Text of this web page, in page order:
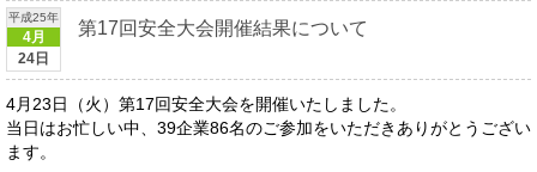
平成25年
4月
24日
第17回安全大会開催結果について
4月23日（火）第17回安全大会を開催いたしました。
当日はお忙しい中、39企業86名のご参加をいただきありがとうござい
ます。